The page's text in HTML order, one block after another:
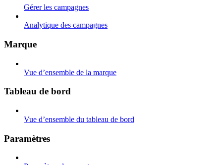
Gérer les campagnes
Analytique des campagnes
Marque
Vue d’ensemble de la marque
Tableau de bord
Vue d’ensemble du tableau de bord
Paramètres